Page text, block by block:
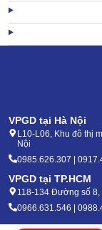
VPGD tại Hà Nội
L10-L06, Khu đô thị
Nội
0985.626.307 |
VPGD tại TP.HCM
118-134 Đường số
0966.631.546 |